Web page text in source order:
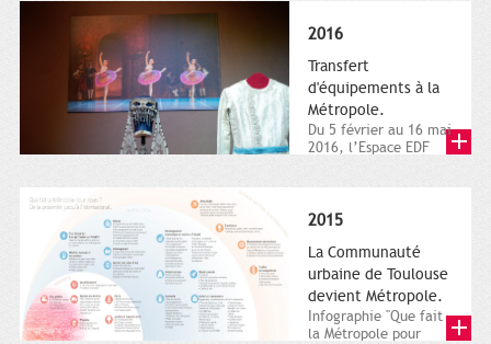
2016
Transfert
d'équipements à la
Métropole.
Du 5 février au 16 mai
2016, l’Espace EDF
2015
La Communauté
urbaine de Toulouse
devient Métropole.
Infographie "Que fait
la Métropole pour